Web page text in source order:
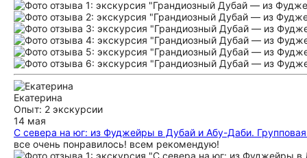
Екатерина
Опыт: 2 экскурсии
14 мая
С севера на юг: из Фуджейры в Дубай и Абу-Даби.
все очень понравилось! всем рекомендую!